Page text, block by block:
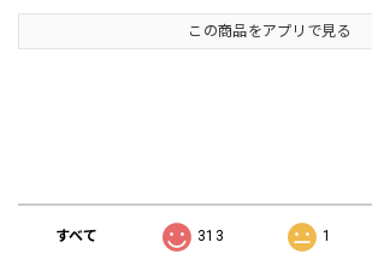
この商品をアプリで見る
すべて 313 1